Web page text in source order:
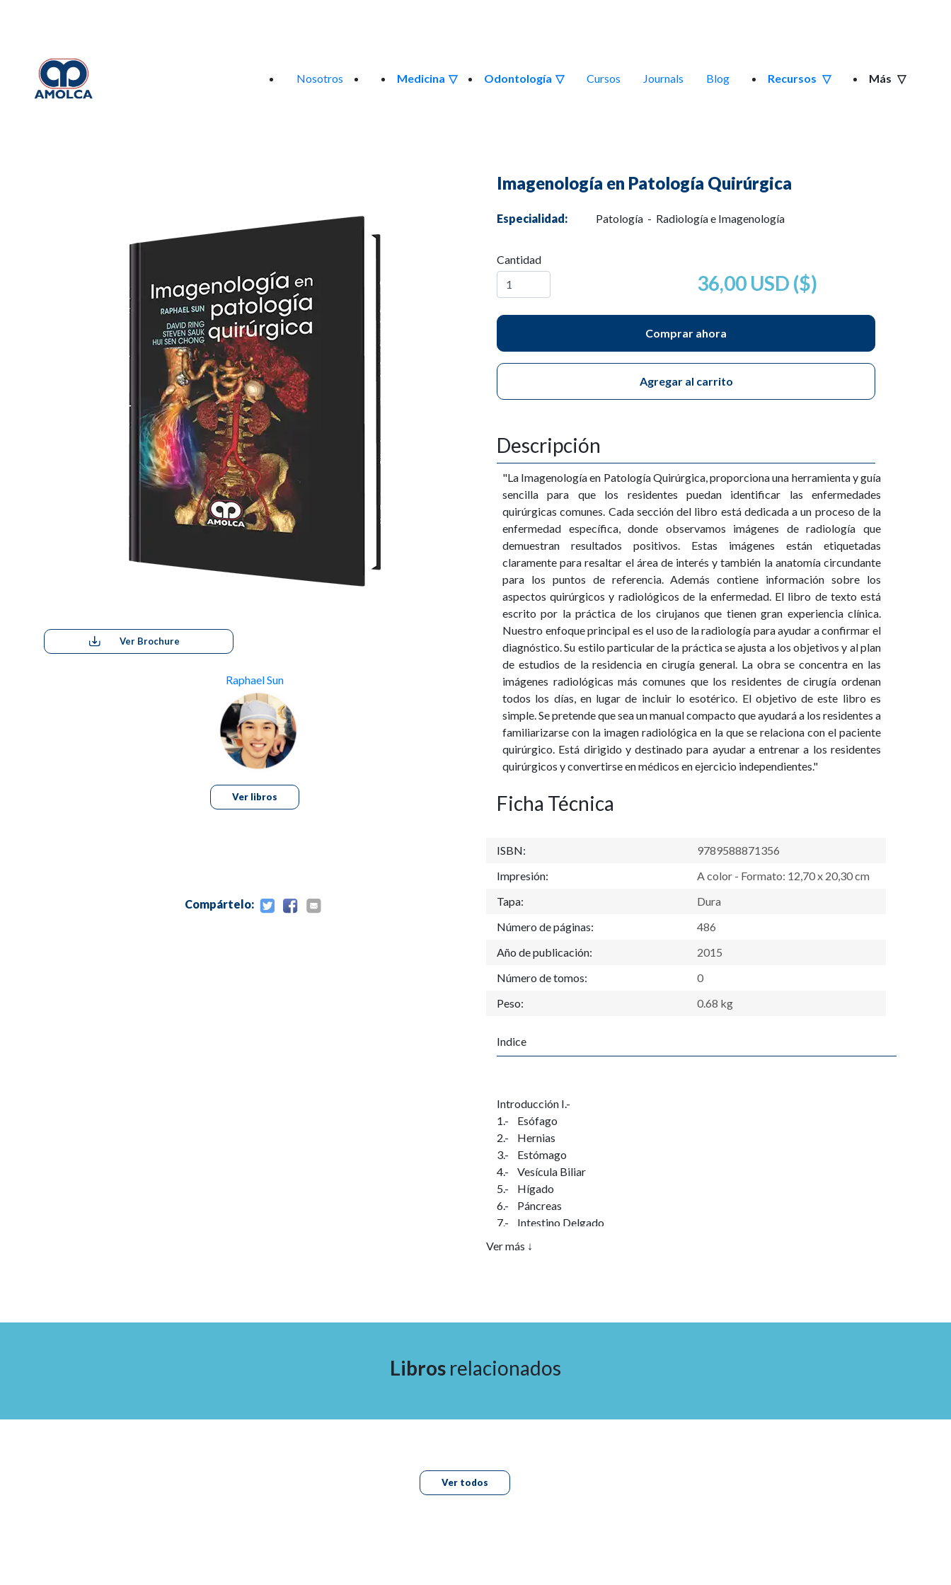
Nosotros Medicina Odontología Cursos Journals Blog Recursos Más
Ver Brochure
Raphael Sun
Ver libros
Compártelo:
Imagenología en Patología Quirúrgica
Especialidad: Patología - Radiología e Imagenología
Cantidad
36,00 USD ($)
Comprar ahora
Agregar al carrito
Descripción
"La Imagenología en Patología Quirúrgica, proporciona una herramienta y guía
sencilla para que los residentes puedan identificar las enfermedades
quirúrgicas comunes. Cada sección del libro está dedicada a un proceso de la
enfermedad específica, donde observamos imágenes de radiología que
demuestran resultados positivos. Estas imágenes están etiquetadas
claramente para resaltar el área de interés y también la anatomía circundante
para los puntos de referencia. Además contiene información sobre los
aspectos quirúrgicos y radiológicos de la enfermedad. El libro de texto está
escrito por la práctica de los cirujanos que tienen gran experiencia clínica.
Nuestro enfoque principal es el uso de la radiología para ayudar a confirmar el
diagnóstico. Su estilo particular de la práctica se ajusta a los objetivos y al plan
de estudios de la residencia en cirugía general. La obra se concentra en las
imágenes radiológicas más comunes que los residentes de cirugía ordenan
todos los días, en lugar de incluir lo esotérico. El objetivo de este libro es
simple. Se pretende que sea un manual compacto que ayudará a los residentes a
familiarizarse con la imagen radiológica en la que se relaciona con el paciente
quirúrgico. Está dirigido y destinado para ayudar a entrenar a los residentes
quirúrgicos y convertirse en médicos en ejercicio independientes."
Ficha Técnica
ISBN:
9789588871356
Impresión:
A color - Formato: 12,70 x 20,30 cm
Tapa:
Dura
Número de páginas:
486
Año de publicación:
2015
Número de tomos:
0
Peso:
0.68 kg
Indice
Introducción I.-
1.- Esófago
2.- Hernias
3.- Estómago
4.- Vesícula Biliar
5.- Hígado
6.- Páncreas
7.- Intestino Delgado
8.- Intestino grueso
13.- Vascular
Ver más ↓
Libros relacionados
Ver todos